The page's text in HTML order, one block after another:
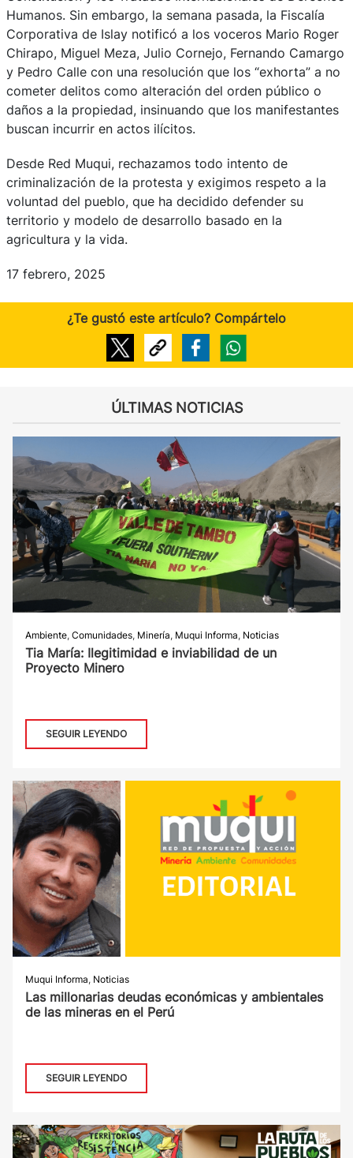
Humanos. Sin embargo, la semana pasada, la Fiscalía
Corporativa de Islay notificó a los voceros Mario Roger
Chirapo, Miguel Meza, Julio Cornejo, Fernando Camargo
y Pedro Calle con una resolución que los “exhorta” a no
cometer delitos como alteración del orden público o
daños a la propiedad, insinuando que los manifestantes
buscan incurrir en actos ilícitos.
Desde Red Muqui, rechazamos todo intento de
criminalización de la protesta y exigimos respeto a la
voluntad del pueblo, que ha decidido defender su
territorio y modelo de desarrollo basado en la
agricultura y la vida.
17 febrero, 2025
¿Te gustó este artículo? Compártelo
ÚLTIMAS NOTICIAS
Ambiente, Comunidades, Minería, Muqui Informa, Noticias
Tia María: Ilegitimidad e inviabilidad de un
Proyecto Minero
SEGUIR LEYENDO
Muqui Informa, Noticias
Las millonarias deudas económicas y ambientales
de las mineras en el Perú
SEGUIR LEYENDO